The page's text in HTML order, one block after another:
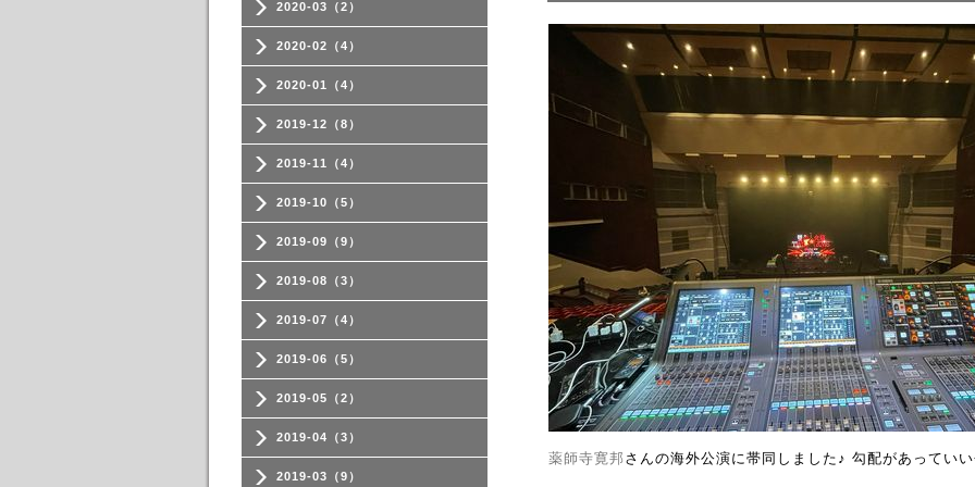
2020-03（2）
2020-02（4）
2020-01（4）
2019-12（8）
2019-11（4）
2019-10（5）
2019-09（9）
2019-08（3）
2019-07（4）
2019-06（5）
2019-05（2）
2019-04（3）
2019-03（9）
薬師寺寛邦 さんの海外公演に帯同しました♪ 勾配があってい